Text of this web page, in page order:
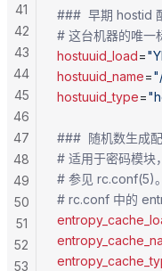
###  早期 hostid
# 这台机器的唯一
hostuuid_load=
hostuuid_name=
hostuuid_type=
###  随机数生成
# 适用于密码模块
# 参见 rc.conf(5)
# rc.conf 中的
41
42
43
44
45
46
47
48
49
50
51
52
53